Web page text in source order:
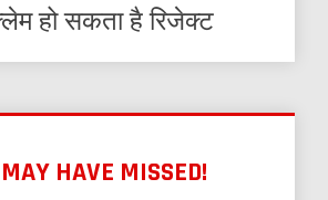
हो सकता है रिजेक्ट
HAVE MISSED!